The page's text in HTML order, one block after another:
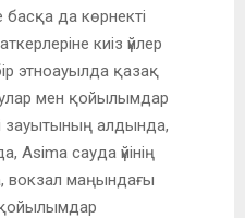
басқа да көрнекті
киіз үйлер
этноауылда қазақ
мен қойылымдар
зауытының алдында,
Asima сауда үйінің
вокзал маңындағы